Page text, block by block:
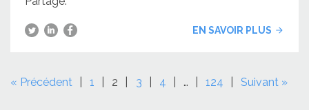
EN SAVOIR PLUS
« Précédent 1 2 3 4 … 124 Suivant »